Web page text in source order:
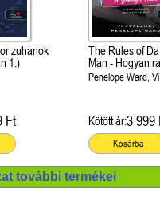
zuhanok
1.)
Ft
The Rules of
Man - Hogyan
fiatalabb
randizzunk? 4.)
Penelope Ward,
Kötött ár:3 999
Kosárba
további termékei